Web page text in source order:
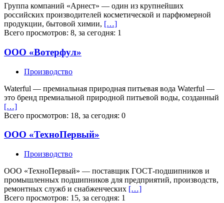
Группа компаний «Арнест» — один из крупнейших
российских производителей косметической и парфюмерной
продукции, бытовой химии, […]
Всего просмотров: 8, за сегодня: 1
ООО «Вотерфул»
Производство
Waterful — премиальная природная питьевая вода Waterful —
это бренд премиальной природной питьевой воды, созданный
[…]
Всего просмотров: 18, за сегодня: 0
ООО «ТехноПервый»
Производство
ООО «ТехноПервый» — поставщик ГОСТ-подшипников и
промышленных подшипников для предприятий, производств,
ремонтных служб и снабженческих […]
Всего просмотров: 15, за сегодня: 1